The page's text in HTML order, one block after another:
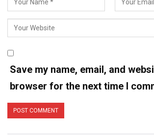
Save my name, email, and
browser for the next time I